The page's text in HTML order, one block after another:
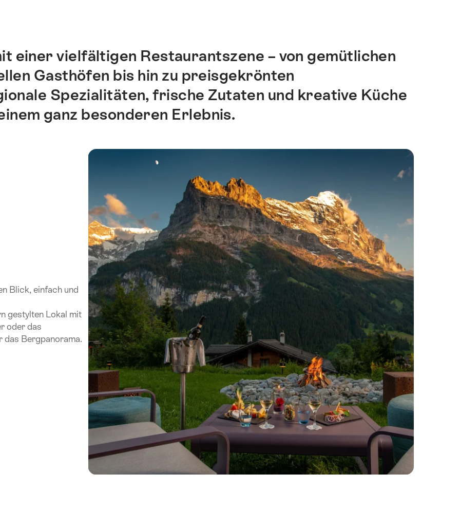
einer vielfältigen Restaurantszene – von gemütlichen
Gasthöfen bis hin zu preisgekrönten
Spezialitäten, frische Zutaten und kreative Küche
ganz besonderen Erlebnis.
Blick, einfach und
gestylten Lokal mit
oder das
das Bergpanorama.